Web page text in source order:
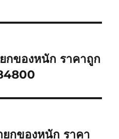
กของหนัก ราคาถูก
กของหนัก ราคา